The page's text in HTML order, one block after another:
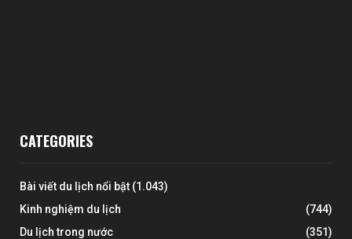
CATEGORIES
Bài viết du lịch nổi bật (1.043)
Kinh nghiệm du lịch
(744)
Du lịch trong nước
(351)